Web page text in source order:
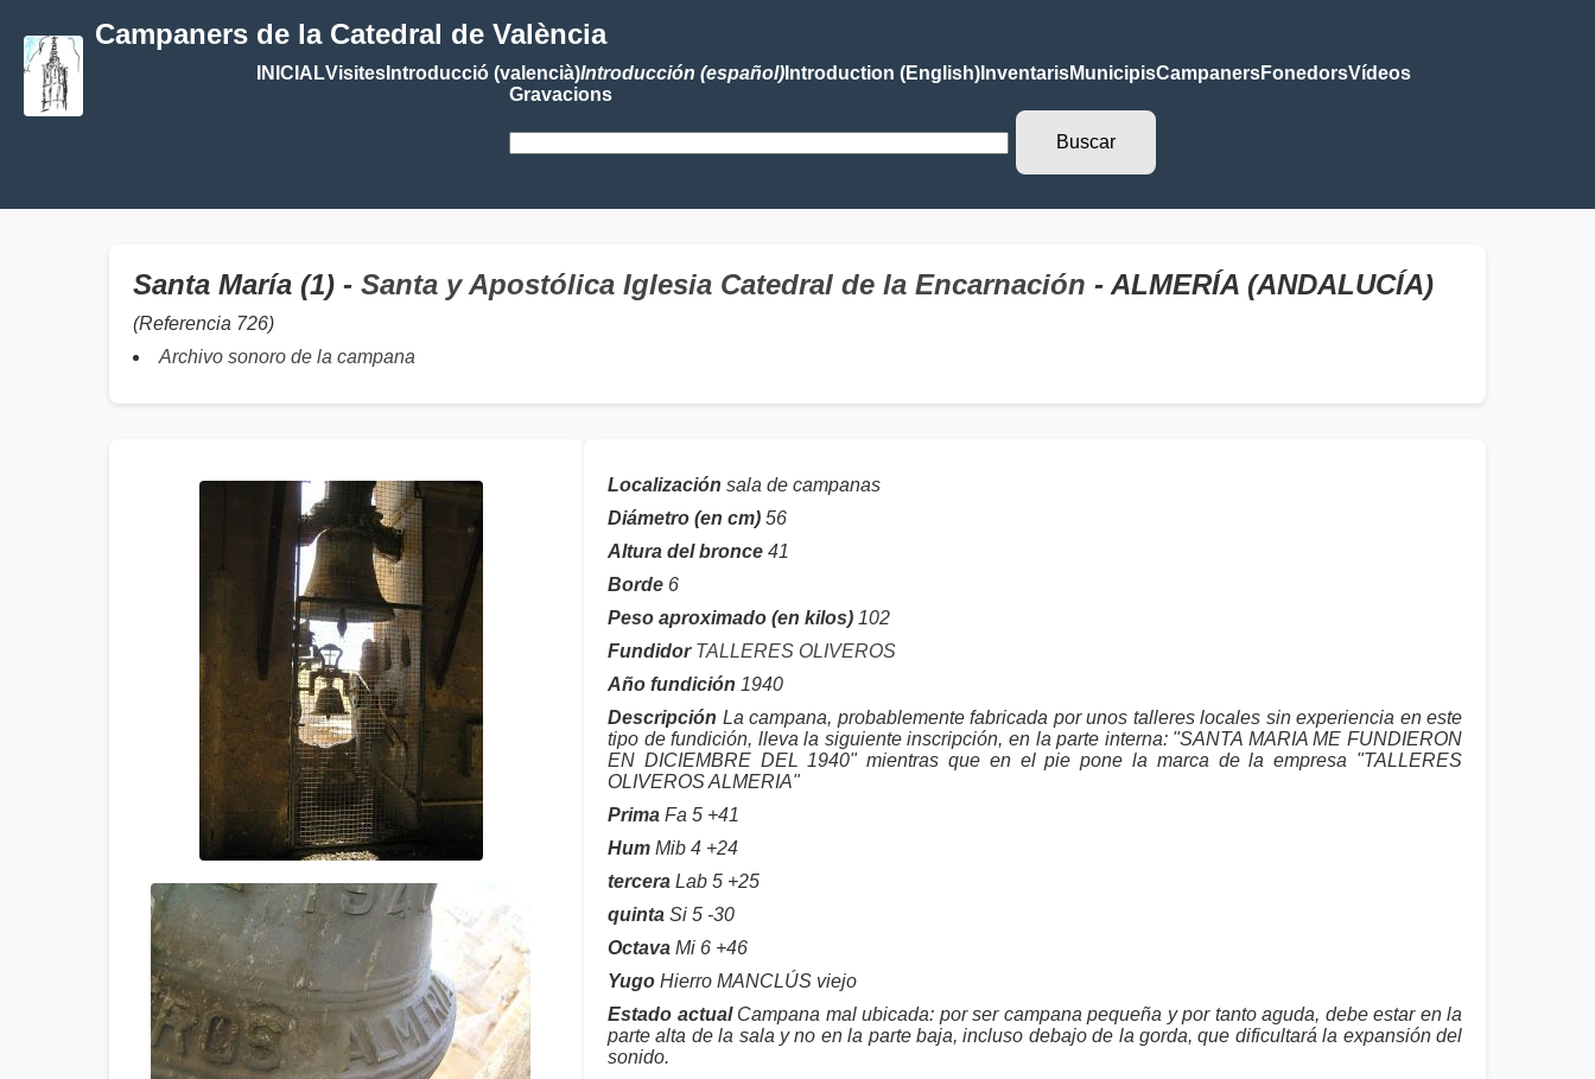
Campaners de la Catedral de València
INICIALVisitesIntroducció (valencià)Introducción (español)Introduction (English)InventarisMunicipisCampanersFonedorsVídeos
Gravacions
Santa María (1) - Santa y Apostólica Iglesia Catedral de la Encarnación - ALMERÍA (ANDALUCÍA)
(Referencia 726)
Archivo sonoro de la campana
Localización sala de campanas
Diámetro (en cm) 56
Altura del bronce 41
Borde 6
Peso aproximado (en kilos) 102
Fundidor TALLERES OLIVEROS
Año fundición 1940
Descripción La campana, probablemente fabricada por unos talleres locales sin experiencia en este
tipo de fundición, lleva la siguiente inscripción, en la parte interna: "SANTA MARIA ME FUNDIERON
EN DICIEMBRE DEL 1940" mientras que en el pie pone la marca de la empresa "TALLERES
OLIVEROS ALMERIA"
Prima Fa 5 +41
Hum Mib 4 +24
tercera Lab 5 +25
quinta Si 5 -30
Octava Mi 6 +46
Yugo Hierro MANCLÚS viejo
Estado actualCampana mal ubicada: por ser campana pequeña y por tanto aguda, debe estar en la
parte alta de la sala y no en la parte baja, incluso debajo de la gorda, que dificultará la expansión del
sonido.